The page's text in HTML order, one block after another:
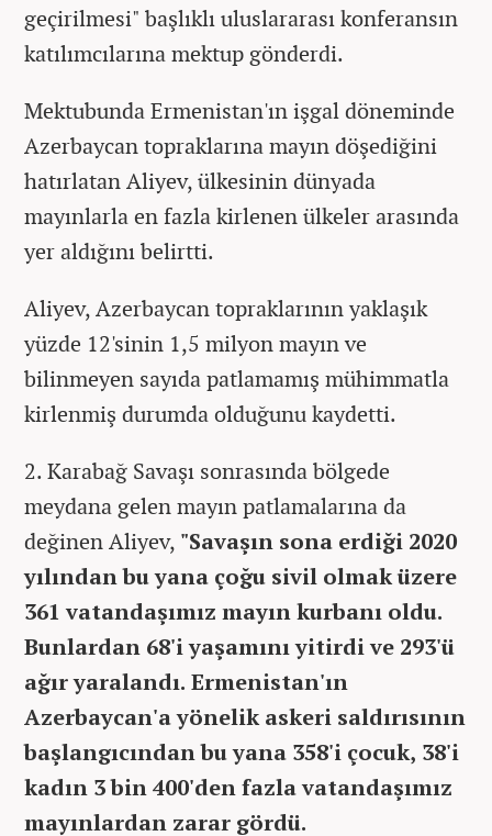
geçirilmesi" başlıklı uluslararası konferansın
katılımcılarına mektup gönderdi.
Mektubunda Ermenistan'ın işgal döneminde
Azerbaycan topraklarına mayın döşediğini
hatırlatan Aliyev, ülkesinin dünyada
mayınlarla en fazla kirlenen ülkeler arasında
yer aldığını belirtti.
Aliyev, Azerbaycan topraklarının yaklaşık
yüzde 12'sinin 1,5 milyon mayın ve
bilinmeyen sayıda patlamamış mühimmatla
kirlenmiş durumda olduğunu kaydetti.
2. Karabağ Savaşı sonrasında bölgede
meydana gelen mayın patlamalarına da
değinen Aliyev, "Savaşın sona erdiği 2020
yılından bu yana çoğu sivil olmak üzere
361 vatandaşımız mayın kurbanı oldu.
Bunlardan 68'i yaşamını yitirdi ve 293'ü
ağır yaralandı. Ermenistan'ın
Azerbaycan'a yönelik askeri saldırısının
başlangıcından bu yana 358'i çocuk, 38'i
kadın 3 bin 400'den fazla vatandaşımız
mayınlardan zarar gördü.